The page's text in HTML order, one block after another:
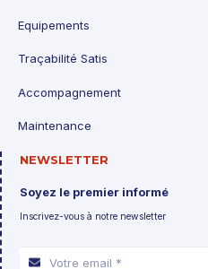
Equipements
Traçabilité Satis
Accompagnement
Maintenance
NEWSLETTER
Soyez le premier informé
Inscrivez-vous à notre newsletter